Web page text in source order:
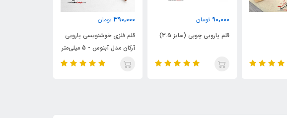
90,000 تومان
قلم پارویی چوبی (سایز 3.5)
390,000 تومان
قلم فلزی خوشنویسی پارویی
آرکان مدل آبنوس - 5 میلی‌متر